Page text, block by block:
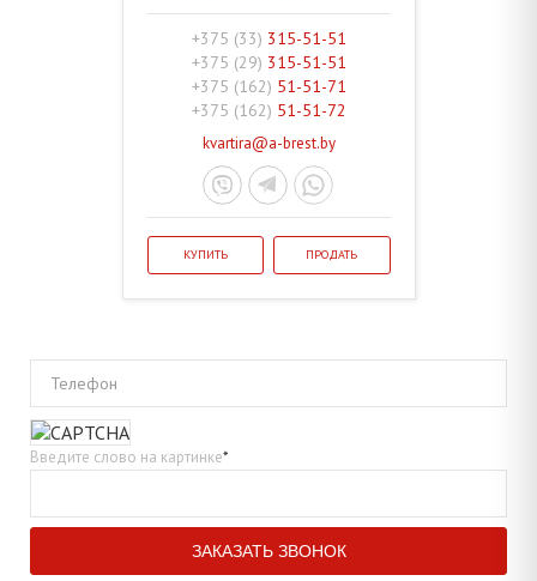
+375 (33) 315-51-51
+375 (29) 315-51-51
+375 (162) 51-51-71
+375 (162) 51-51-72
kvartira@a-brest.by
КУПИТЬ ПРОДАТЬ
Телефон
Введите слово на картинке*